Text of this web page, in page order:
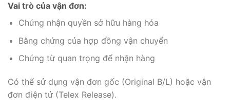
Vai trò của vận đơn:
Chứng nhận quyền sở hữu hàng hóa
Bằng chứng của hợp đồng vận chuyển
Chứng từ quan trọng để nhận hàng
Có thể sử dụng vận đơn gốc (Original B/L) hoặc vận
đơn điện tử (Telex Release).